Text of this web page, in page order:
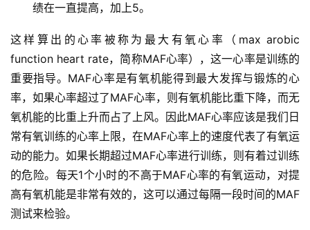
绩在一直提高，加上5。
这样算出的心率被称为最大有氧心率（max arobic
function heart rate，简称MAF心率），这一心率是训练的
重要指导。MAF心率是有氧机能得到最大发挥与锻炼的心
率，如果心率超过了MAF心率，则有氧机能比重下降，而无
氧机能的比重上升而占了上风。因此MAF心率应该是我们日
常有氧训练的心率上限，在MAF心率上的速度代表了有氧运
动的能力。如果长期超过MAF心率进行训练，则有着过训练
的危险。每天1个小时的不高于MAF心率的有氧运动，对提
高有氧机能是非常有效的，这可以通过每隔一段时间的MAF
测试来检验。